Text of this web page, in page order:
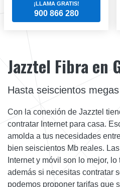
¡LLAMA GRATIS!
900 866 280
Jazztel Fibra en
Hasta seiscientos
Con la conexión de Jazztel
contratar Internet para casa.
amolda a tus necesidades
bien seiscientos Mb reales.
Internet y móvil son lo mejor,
además si necesitas contratar
podemos proponer tarifas que